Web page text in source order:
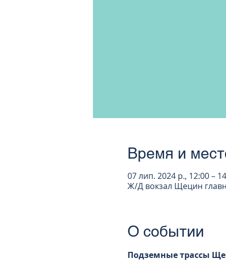
Время и
07 лип. 2024 р., 12:00 –
Ж/Д вокзал Щецин
О событии
Подземные трассы